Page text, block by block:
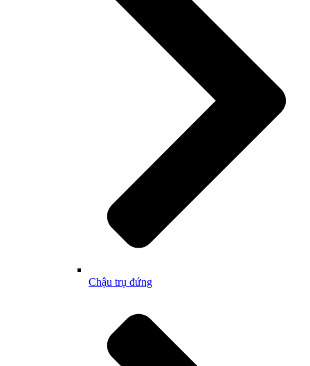
Chậu trụ đứng